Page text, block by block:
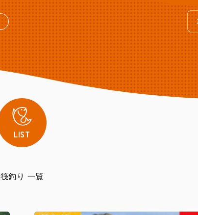
LIST
筏釣り 一覧